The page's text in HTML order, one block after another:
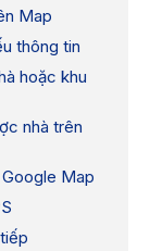
Map
thông tin
hoặc khu
nhà trên
Map